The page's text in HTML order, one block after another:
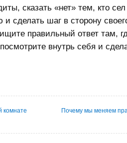
сказать «нет» тем, кто
сделать шаг в сторону
правильный ответ там,
внутрь себя и
комнате Почему мы меняем